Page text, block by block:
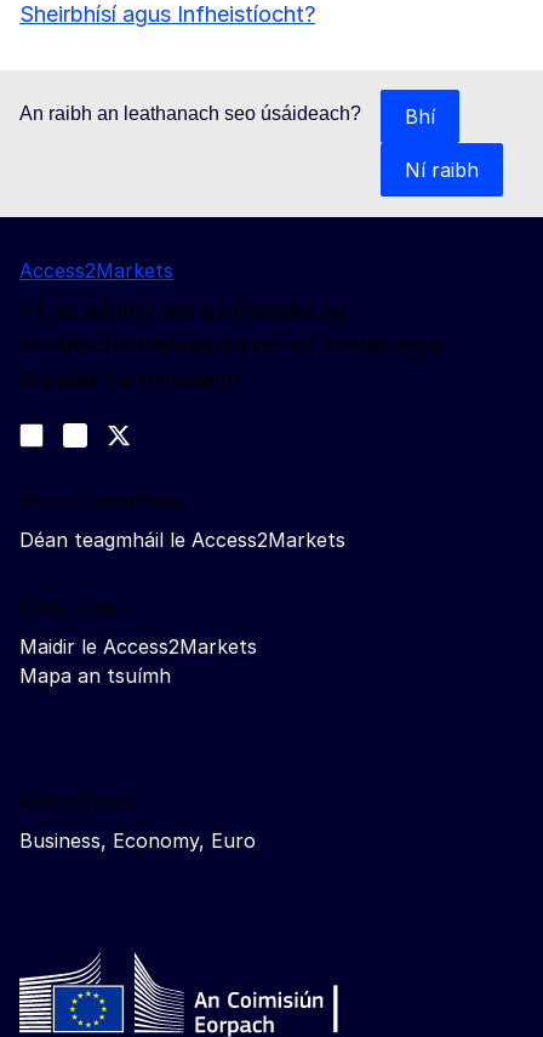
Sheirbhísí agus Infheistíocht?
An raibh an leathanach seo úsáideach? Bhí
Ní raibh
Access2Markets
Tá an suíomh seo á bhainistiú ag:
An Ard-Stiúrthóireacht um an Trádáil agus
Slándáil Eacnamaíoch
Join us on LinkedIn
Trade-Off podcast
Sonraí teagmhála
Déan teagmháil le Access2Markets
Eolas fúinn
Maidir le Access2Markets
Mapa an tsuímh
Related sites
Business, Economy, Euro